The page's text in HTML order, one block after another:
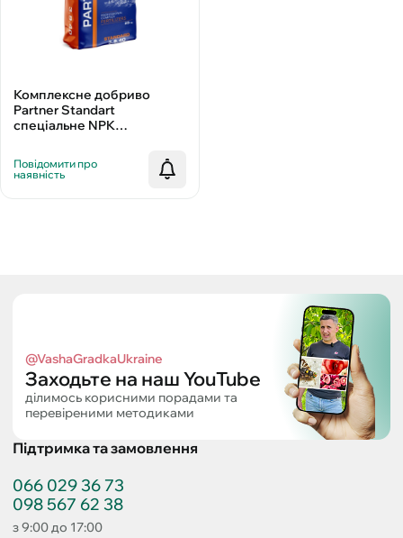
Комплексне добриво
Partner Standart
спеціальне NPK
Повідомити про
наявність
@VashaGradkaUkraine
Заходьте на наш YouTube
ділимось корисними порадами та
перевіреними методиками
Підтримка та замовлення
066 029 36 73
098 567 62 38
з 9:00 до 17:00